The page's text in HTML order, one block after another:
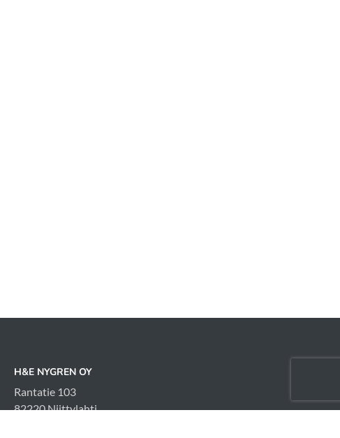
H&E NYGREN OY
Rantatie 103
82220 Niittylahti